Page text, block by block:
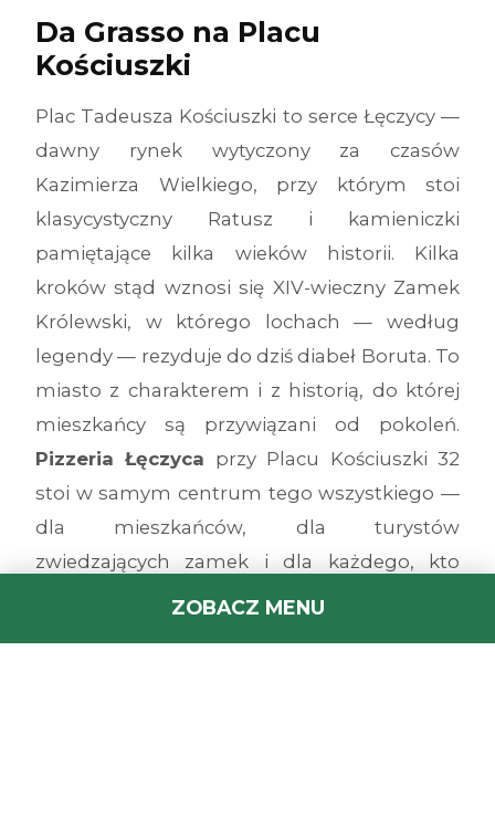
Da Grasso na Placu
Kościuszki
Plac Tadeusza Kościuszki to serce Łęczycy —
dawny rynek wytyczony za czasów
Kazimierza Wielkiego, przy którym stoi
klasycystyczny Ratusz i kamieniczki
pamiętające kilka wieków historii. Kilka
kroków stąd wznosi się XIV-wieczny Zamek
Królewski, w którego lochach — według
legendy — rezyduje do dziś diabeł Boruta. To
miasto z charakterem i z historią, do której
mieszkańcy są przywiązani od pokoleń.
Pizzeria Łęczyca przy Placu Kościuszki 32
stoi w samym centrum tego wszystkiego —
dla mieszkańców, dla turystów
zwiedzających zamek i dla każdego, kto
dobrej pizzy w Łęczycy
ZOBACZ MENU